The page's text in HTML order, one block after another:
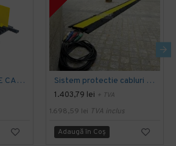
SISTEM PROTECTIE CABLURI PGG Grip Guard, 5 canale, gri Sistem protectie cabluri PYJ Yellow Jacket
1.403,79 lei + TVA
1.698,59 lei TVA inclus
Adaugă în Coş